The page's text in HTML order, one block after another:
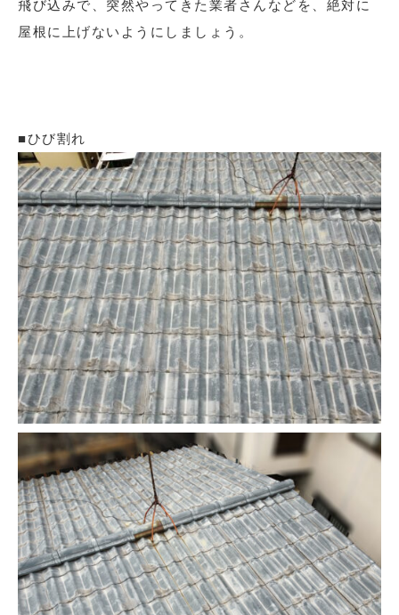
飛び込みで、突然やってきた業者さんなどを、絶対に
屋根に上げないようにしましょう。
■ひび割れ